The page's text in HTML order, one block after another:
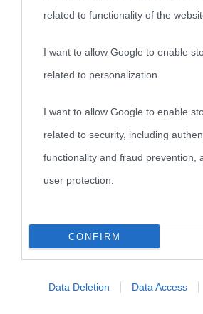
related to functionality of the
I want to allow Google to enable
related to personalization.
I want to allow Google to enable
related to security, including
functionality and fraud prevention,
user protection.
CONFIRM
Data Deletion Data Access